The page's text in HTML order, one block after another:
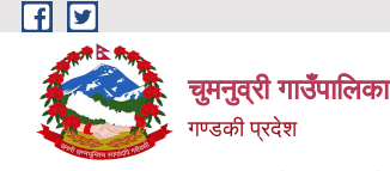
Skip to main content
चुमनुव्री गाउँपालिका
गण्डकी प्रदेश